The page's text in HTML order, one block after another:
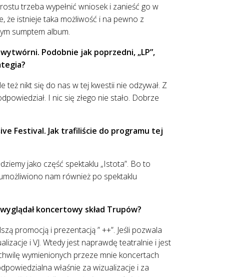
trzeba wypełnić wniosek i zanieść go w
że istnieje taka możliwość i na pewno z
sumptem album.
Podobnie jak poprzedni, „LP”,
też nikt się do nas w tej kwestii nie odzywał. Z
I nic się złego nie stało. Dobrze
Festival. Jak trafiliście do programu tej
jako część spektaklu „Istota”. Bo to
nam również po spektaklu
koncertowy skład Trupów?
promocją i prezentacją ” ++”. Jeśli pozwala
i VJ. Wtedy jest naprawdę teatralnie i jest
wymienionych przeze mnie koncertach
właśnie za wizualizacje i za